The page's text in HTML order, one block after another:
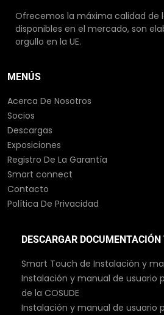
Ofrecemos la máxima calidad de
disponibles en el mercado, son
orgullo en la UE.
MENÚS
Acerca De Nosotros
Socios
Descargas
Exposiciones
Registro De La Garantía
Smart connect
Contacto
Política De Privacidad
DESCARGAR
Smart Touch de Instalación y
Instalación y manual de usuario
de la COSUDE
Instalación y manual de usuario